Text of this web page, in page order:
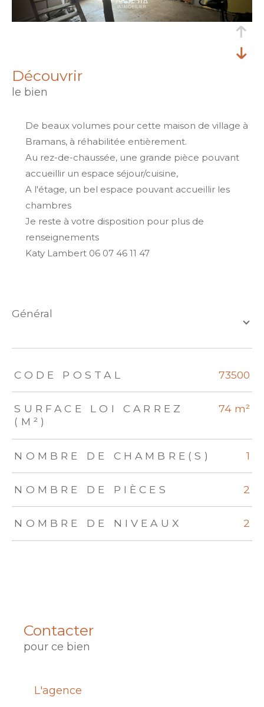
découvrir
le bien
De beaux volumes pour cette maison de village à
Bramans, à réhabilitée entièrement.
Au rez-de-chaussée, une grande pièce pouvant
accueillir un espace séjour/cuisine,
A l'étage, un bel espace pouvant accueillir les
chambres
Je reste à votre disposition pour plus de
renseignements
Katy Lambert 06 07 46 11 47
général
TRAD_ZEPHYR_Caracteristique TRAD_ZEPHYR_Valeurs
CODE POSTAL 73500
SURFACE LOI CARREZ
(M²)
74 m²
NOMBRE DE CHAMBRE(S) 1
NOMBRE DE PIÈCES 2
NOMBRE DE NIVEAUX 2
Contacter
pour ce bien
L'agence